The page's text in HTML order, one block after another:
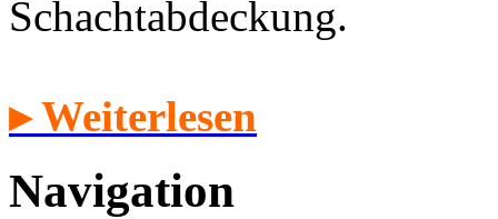
Schachtabdeckung.
▸ Weiterlesen
Navigation